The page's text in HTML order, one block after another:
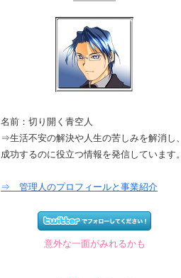
名前：切り開く青空人
⇒生活不安の解決や人生の苦しみを解消し、
成功するのに役立つ情報を発信しています。
⇒ 管理人のプロフィールと事業紹介
意外な一面がみれるかも